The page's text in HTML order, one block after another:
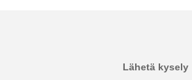
Lähetä kysely